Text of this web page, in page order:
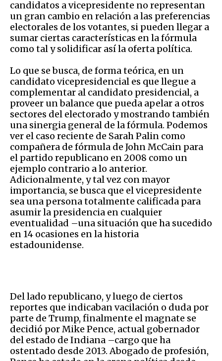
candidatos a vicepresidente no representan
un gran cambio en relación a las preferencias
electorales de los votantes, si pueden llegar a
sumar ciertas características en la fórmula
como tal y solidificar así la oferta política.
Lo que se busca, de forma teórica, en un
candidato vicepresidencial es que llegue a
complementar al candidato presidencial, a
proveer un balance que pueda apelar a otros
sectores del electorado y mostrando también
una sinergia general de la fórmula. Podemos
ver el caso reciente de Sarah Palin como
compañera de fórmula de John McCain para
el partido republicano en 2008 como un
ejemplo contrario a lo anterior.
Adicionalmente, y tal vez con mayor
importancia, se busca que el vicepresidente
sea una persona totalmente calificada para
asumir la presidencia en cualquier
eventualidad –una situación que ha sucedido
en 14 ocasiones en la historia
estadounidense.
Del lado republicano, y luego de ciertos
reportes que indicaban vacilación o duda por
parte de Trump, finalmente el magnate se
decidió por Mike Pence, actual gobernador
del estado de Indiana –cargo que ha
ostentado desde 2013. Abogado de profesión,